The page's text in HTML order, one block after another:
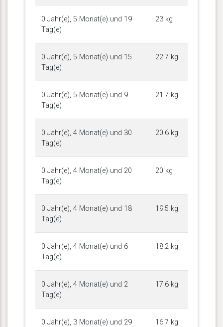
0 Jahr(e), 5 Monat(e) und 19
Tag(e)
23 kg
0 Jahr(e), 5 Monat(e) und 15
Tag(e)
22.7 kg
0 Jahr(e), 5 Monat(e) und 9
Tag(e)
21.7 kg
0 Jahr(e), 4 Monat(e) und 30
Tag(e)
20.6 kg
0 Jahr(e), 4 Monat(e) und 20
Tag(e)
20 kg
0 Jahr(e), 4 Monat(e) und 18
Tag(e)
19.5 kg
0 Jahr(e), 4 Monat(e) und 6
Tag(e)
18.2 kg
0 Jahr(e), 4 Monat(e) und 2
Tag(e)
17.6 kg
0 Jahr(e), 3 Monat(e) und 29
16.7 kg